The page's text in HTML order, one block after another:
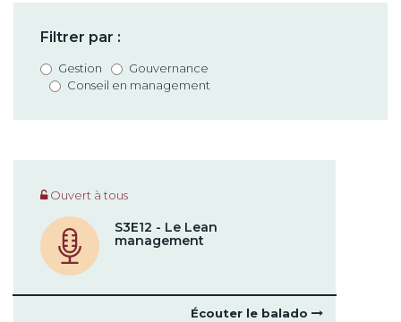
Filtrer par :
Gestion
Gouvernance
Conseil en management
Ouvert à tous
S3E12 - Le Lean
management
Écouter le balado